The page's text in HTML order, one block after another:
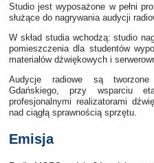
Studio jest wyposażone w pełni
służące do nagrywania audycji
W skład studia wchodzą: studio
pomieszczenia dla studentów
materiałów dźwiękowych i
Audycje radiowe są
Gdańskiego, przy wsparciu
profesjonalnymi realizatorami
nad ciągłą sprawnością sprzętu.
Emisja